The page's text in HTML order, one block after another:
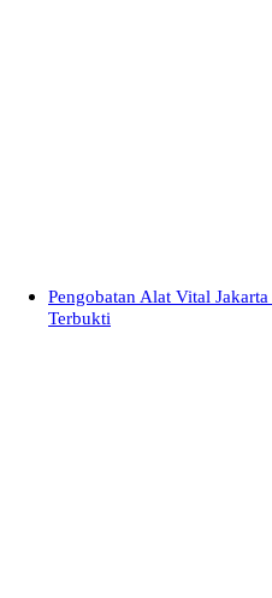
Pengobatan Alat Vital
Terbukti